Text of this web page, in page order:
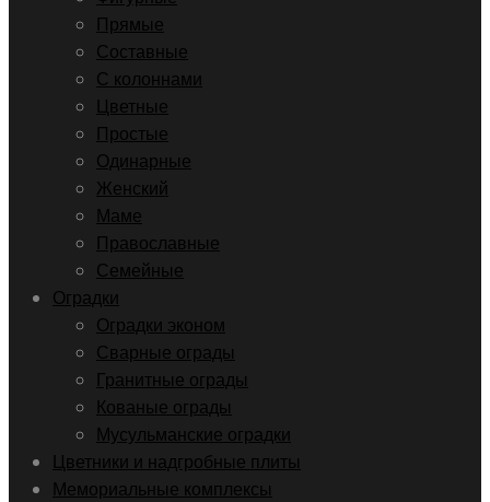
Прямые
Составные
С колоннами
Цветные
Простые
Одинарные
Женский
Маме
Православные
Семейные
Оградки
Оградки эконом
Сварные ограды
Гранитные ограды
Кованые ограды
Мусульманские оградки
Цветники и надгробные плиты
Мемориальные комплексы